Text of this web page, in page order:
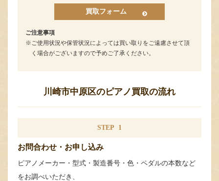
買取フォーム
ご注意事項
ご使用状況や保管状況によっては買い取りをご遠慮させて頂
く場合がございますので予めご了承ください。
川崎市中原区のピアノ買取の流れ
STEP 1
お問合わせ・お申し込み
ピアノメーカー・型式・製造番号・色・ペダルの本数など
をお調べいただき、